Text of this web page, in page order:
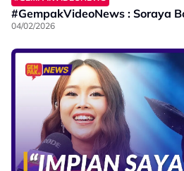
#GempakVideoNews : Soraya
04/02/2026